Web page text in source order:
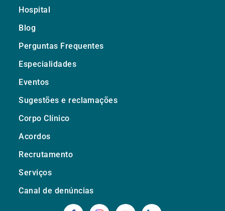
Hospital
Blog
Perguntas Frequentes
Especialidades
Eventos
Sugestões e reclamações
Corpo Clínico
Acordos
Recrutamento
Serviços
Canal de denúncias